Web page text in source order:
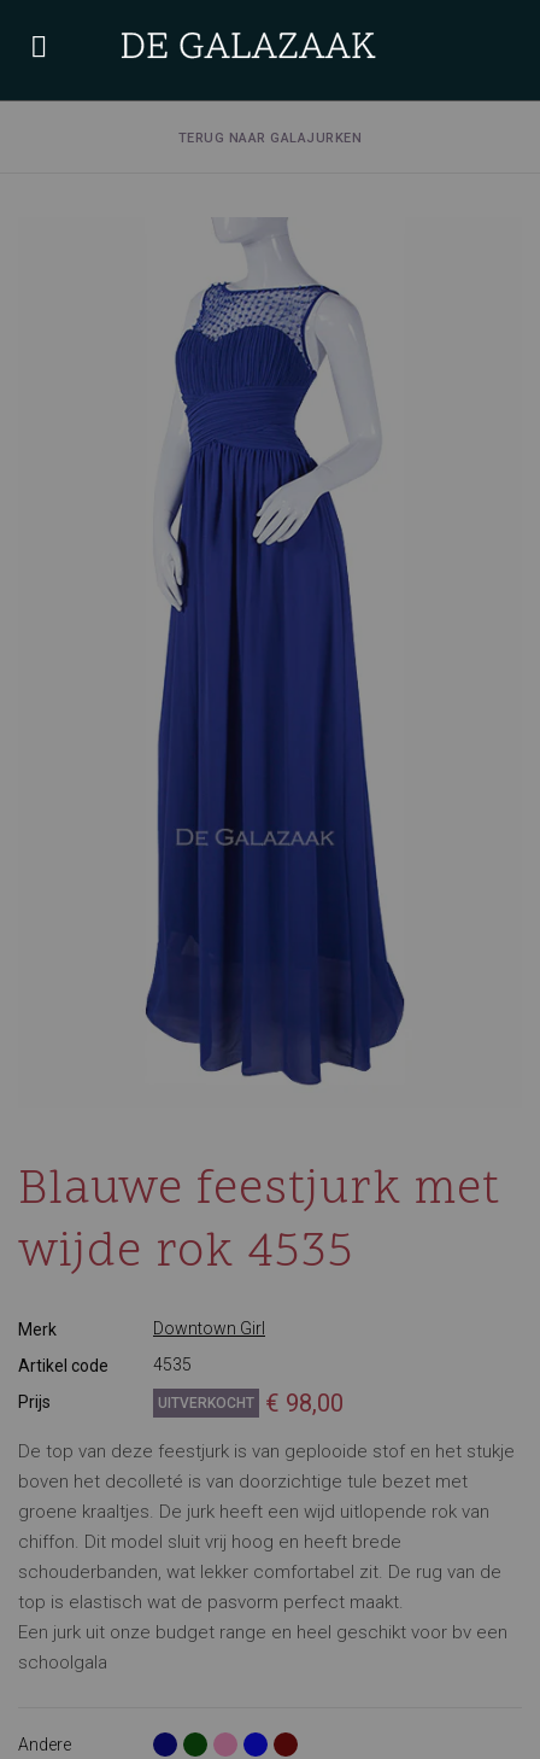
TERUG NAAR GALAJURKEN
Blauwe feestjurk met
wijde rok 4535
Merk
Downtown Girl
Artikel code
4535
Prijs
UITVERKOCHT € 98,00
De top van deze feestjurk is van geplooide stof en het stukje
boven het decolleté is van doorzichtige tule bezet met
groene kraaltjes. De jurk heeft een wijd uitlopende rok van
chiffon. Dit model sluit vrij hoog en heeft brede
schouderbanden, wat lekker comfortabel zit. De rug van de
top is elastisch wat de pasvorm perfect maakt.
Een jurk uit onze budget range en heel geschikt voor bv een
schoolgala
Andere